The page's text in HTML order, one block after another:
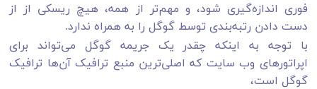
فوری اندازه‌گیری شود، و مهم‌تر از همه، هیچ ریسکی از از
دست دادن رتبه‌بندی توسط گوگل را به همراه ندارد.
با توجه به اینکه چقدر یک جریمه گوگل می‌تواند برای
اپراتورهای وب‌ سایت که اصلی‌ترین منبع ترافیک آن‌ها ترافیک
گوگل است،